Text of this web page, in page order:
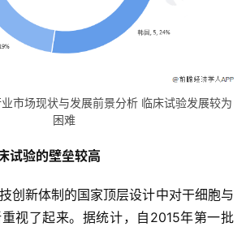
市场现状与发展前景分析 临床试验发展较为
困难
试验的壁垒较高
创新体制的国家顶层设计中对干细胞与
视了起来。据统计，自2015年第一批